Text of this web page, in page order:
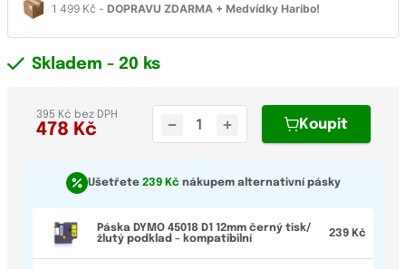
1 499 Kč - DOPRAVU ZDARMA + Medvídky Haribo!
Skladem - 20 ks
478 Kč
395 Kč bez DPH
Koupit
Ušetřete 239 Kč nákupem alternativní pásky
Páska DYMO 45018 D1 12mm černý tisk/
žlutý podklad - kompatibilní
239 Kč